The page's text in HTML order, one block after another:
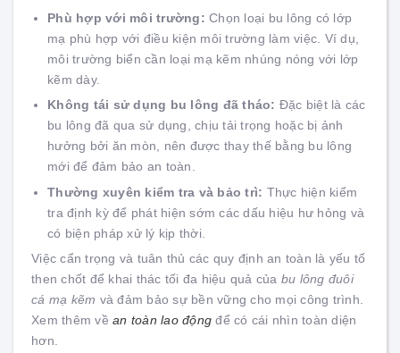
Phù hợp với môi trường: Chọn loại bu lông có lớp
mạ phù hợp với điều kiện môi trường làm việc. Ví dụ,
môi trường biển cần loại mạ kẽm nhúng nóng với lớp
kẽm dày.
Không tái sử dụng bu lông đã tháo: Đặc biệt là các
bu lông đã qua sử dụng, chịu tải trọng hoặc bị ảnh
hưởng bởi ăn mòn, nên được thay thế bằng bu lông
mới để đảm bảo an toàn.
Thường xuyên kiểm tra và bảo trì: Thực hiện kiểm
tra định kỳ để phát hiện sớm các dấu hiệu hư hỏng và
có biện pháp xử lý kịp thời.
Việc cẩn trọng và tuân thủ các quy định an toàn là yếu tố
then chốt để khai thác tối đa hiệu quả của bu lông đuôi
cá mạ kẽm và đảm bảo sự bền vững cho mọi công trình.
Xem thêm về an toàn lao động để có cái nhìn toàn diện
hơn.